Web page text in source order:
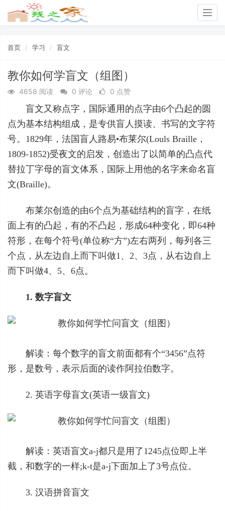
首页 学习 盲文
教你如何学盲文（组图）
4658 阅读 0 评论 0 点赞
盲文又称点字，国际通用的点字由6个凸起的圆
点为基本结构组成，是专供盲人摸读、书写的文字符
号。1829年，法国盲人路易•布莱尔(Louls Braille，
1809-1852)受夜文的启发，创造出了以简单的凸点代
替拉丁字母的盲文体系，国际上用他的名字来命名盲
文(Braille)。
布莱尔创造的由6个点为基础结构的盲字，在纸
面上有的凸起，有的不凸起，形成64种变化，即64种
符形，在每个符号(单位称“方”)左右两列，每列各三
个点，从左边自上而下叫做1、2、3点，从右边自上
而下叫做4、5、6点。
1. 数字盲文
解读：每个数字的盲文前面都有个“3456”点符
形，是数号，表示后面的读作阿拉伯数字。
2. 英语字母盲文(英语一级盲文)
解读：英语盲文a-j都只是用了1245点位即上半
截，和数字的一样;k-t是a-j下面加上了3号点位。
3. 汉语拼音盲文